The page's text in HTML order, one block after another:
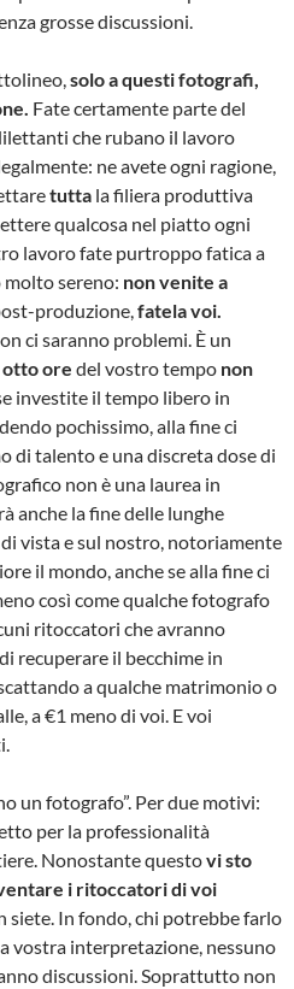
grosse discussioni.
solo a questi fotografi,
Fate certamente parte del
che rubano il lavoro
ne avete ogni ragione,
tutta la filiera produttiva
qualcosa nel piatto ogni
lavoro fate purtroppo fatica a
molto sereno: non venite a
produzione,fatela voi.
ci saranno problemi. È un
otto ore del vostro tempo non
investite il tempo libero in
pochissimo, alla fine ci
di talento e una discreta dose di
non è una laurea in
anche la fine delle lunghe
vista e sul nostro, notoriamente
il mondo, anche se alla fine ci
così come qualche fotografo
ritoccatori che avranno
recuperare il becchime in
a qualche matrimonio o
a €1 meno di voi. E voi
un fotografo”. Per due motivi:
per la professionalità
Nonostante questovi sto
i ritoccatori di voi
siete. In fondo, chi potrebbe farlo
vostra interpretazione, nessuno
discussioni. Soprattutto non